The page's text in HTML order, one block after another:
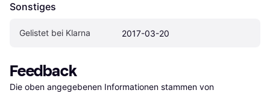
Sonstiges
Gelistet bei Klarna 2017-03-20
Feedback
Die oben angegebenen Informationen stammen von